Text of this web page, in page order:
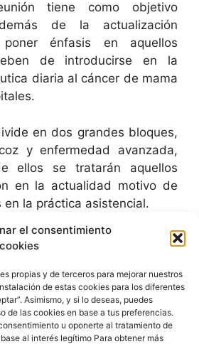
el consentimiento
propias y de terceros para mejorar nuestros
de estas cookies para los diferentes
Asimismo, y si lo deseas, puedes
de las cookies en base a tus preferencias.
u oponerte al tratamiento de
al interés legítimo Para obtener más
tiene como objetivo
de la actualización
énfasis en aquellos
de introducirse en la
diaria al cáncer de mama
en dos grandes bloques,
y enfermedad avanzada,
ellos se tratarán aquellos
en la actualidad motivo de
en la práctica asistencial.
de privacidad
y condiciones